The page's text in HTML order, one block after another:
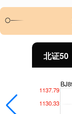
北证50